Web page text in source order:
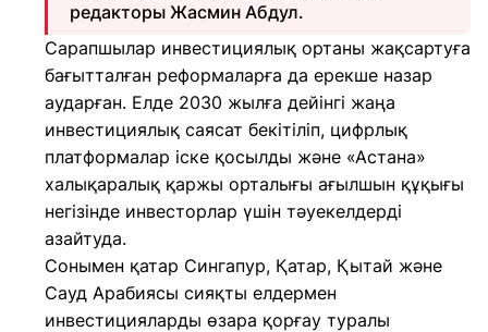
редакторы Жасмин Абдул.
Сарапшылар инвестициялық ортаны жақсартуға
бағытталған реформаларға да ерекше назар
аударған. Елде 2030 жылға дейінгі жаңа
инвестициялық саясат бекітіліп, цифрлық
платформалар іске қосылды және «Астана»
халықаралық қаржы орталығы ағылшын құқығы
негізінде инвесторлар үшін тәуекелдерді
азайтуда.
Сонымен қатар Сингапур, Қатар, Қытай және
Сауд Арабиясы сияқты елдермен
инвестицияларды өзара қорғау туралы